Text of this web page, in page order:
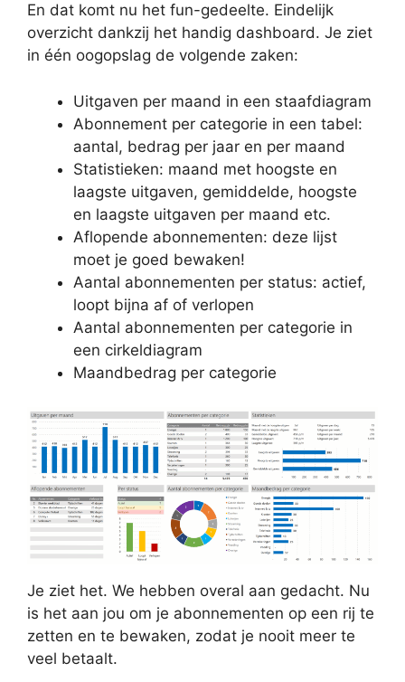
En dat komt nu het fun-gedeelte. Eindelijk
overzicht dankzij het handig dashboard. Je ziet
in één oogopslag de volgende zaken:
Uitgaven per maand in een staafdiagram
Abonnement per categorie in een tabel:
aantal, bedrag per jaar en per maand
Statistieken: maand met hoogste en
laagste uitgaven, gemiddelde, hoogste
en laagste uitgaven per maand etc.
Aflopende abonnementen: deze lijst
moet je goed bewaken!
Aantal abonnementen per status: actief,
loopt bijna af of verlopen
Aantal abonnementen per categorie in
een cirkeldiagram
Maandbedrag per categorie
Je ziet het. We hebben overal aan gedacht. Nu
is het aan jou om je abonnementen op een rij te
zetten en te bewaken, zodat je nooit meer te
veel betaalt.